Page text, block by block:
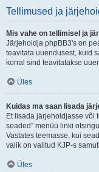
Tellimused ja
Mis vahe on tellimisel ja
Järjehoidja phpBB3's on
teavitata uuendusest, kuid
korral sind teavitatakse
Üles
Kuidas ma saan lisada
Et lisada järjehoidjasse või
seaded” menüü linki
Vastates teemasse, kui
valik on valitud KJP-s
Üles